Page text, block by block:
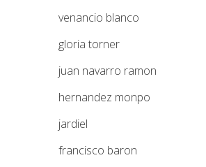
venancio blanco
gloria torner
juan navarro ramon
hernandez monpo
jardiel
francisco baron